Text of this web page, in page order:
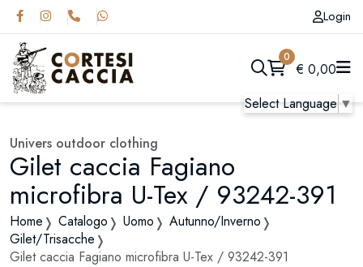
Select Language▼
Login
0
€ 0,00
Univers outdoor clothing
Gilet caccia Fagiano
microfibra U-Tex / 93242-391
Home Catalogo Uomo
Autunno/Inverno
Gilet/Trisacche
Gilet caccia Fagiano microfibra U-Tex / 93242-391